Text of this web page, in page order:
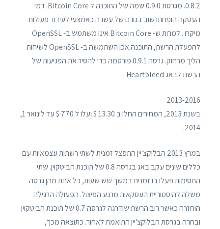
0.8.2. מגרסת 0.9.0 שמה של התוכנה ל Bitcoin Core. דמי
העסקה הופחתו שוב בגורם של עשרה כאמצעי לעידוד פעולות
מיקרו . למרות ש- Bitcoin Core אינו משתמש ב- OpenSSL
להפעלת הרשת, התוכנה אכן השתמשה ב- OpenSSL לשיחות
הליך מרחוק. גרסה 0.9.1 פורסמה כדי להסיר את הפגיעות של
הרשת לבאג Heartbleed .
2013-2016
בשנת 2013, המחירים החלו ב 13.30 $ ועלו ל 770 $ עד לינואר 1,
2014.
במרץ 2013 הבלוקצ'יין התפצל זמנית לשתי רשתות עצמאיות עם
כללים שונים עקב באג בגרסה 0.8 של תוכנת הביטקוין. שתי
החסימות פעלו בו זמנית במשך שש שעות, כל אחת מהן גרסה
משלה להיסטוריית העסקאות מרגע הפיצול. הפעולה הרגילה
הוחזרה כאשר רוב הרשת שודרגה לגרסה 0.7 של תוכנת הביטקוין
ובחרה בגרסת הבלוקצ'יין התואמת לאחור. כתוצאה מכך,